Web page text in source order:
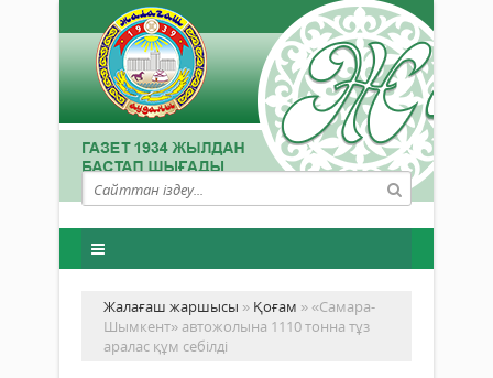
Жалағаш жаршысы » Қоғам » «Самара-
Шымкент» автожолына 1110 тонна тұз
аралас құм себілді